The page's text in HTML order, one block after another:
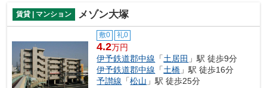
賃貸 | マンション メゾン大塚
敷0 礼0
4.2万円
伊予鉄道郡中線 「土居田 」駅 徒歩9分
伊予鉄道郡中線 「土橋 」駅 徒歩16分
予讃線 「松山 」駅 徒歩25分